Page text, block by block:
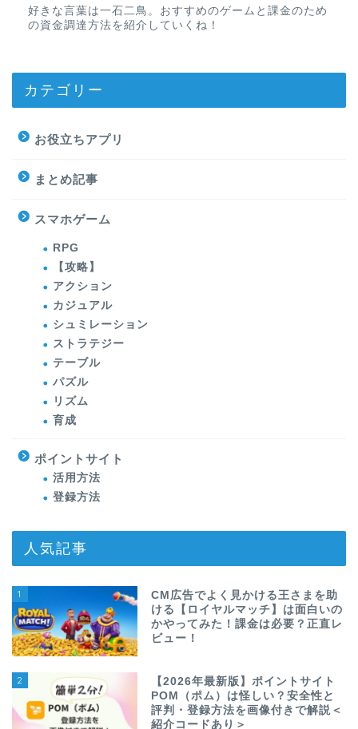
好きな言葉は一石二鳥。おすすめのゲームと課金のため
の資金調達方法を紹介していくね！
カテゴリー
お役立ちアプリ
まとめ記事
スマホゲーム
RPG
【攻略】
アクション
カジュアル
シュミレーション
ストラテジー
テーブル
パズル
リズム
育成
ポイントサイト
活用方法
登録方法
人気記事
1
CM広告でよく見かける王さまを助
ける【ロイヤルマッチ】は面白いの
かやってみた！課金は必要？正直レ
ビュー！
2
【2026年最新版】ポイントサイト
POM（ポム）は怪しい？安全性と
評判・登録方法を画像付きで解説＜
紹介コードあり＞